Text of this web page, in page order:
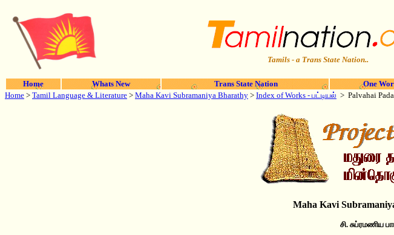
Tamils - a Trans State Nation..
Home Whats New Trans State Nation One
Home > Tamil Language & Literature > Maha Kavi Subramaniya Bharathy > Index of Works - பட்டியல் > Palvahai
Maha Kavi
சி. சுப்ரமணிய